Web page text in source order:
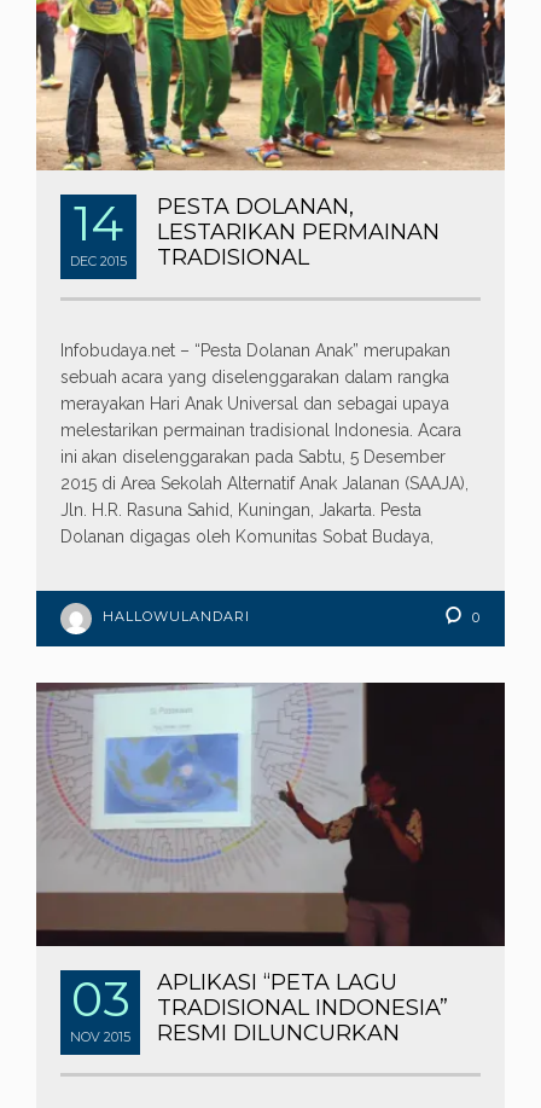
14
DEC 2015
PESTA DOLANAN,
LESTARIKAN PERMAINAN
TRADISIONAL
Infobudaya.net – “Pesta Dolanan Anak” merupakan
sebuah acara yang diselenggarakan dalam rangka
merayakan Hari Anak Universal dan sebagai upaya
melestarikan permainan tradisional Indonesia. Acara
ini akan diselenggarakan pada Sabtu, 5 Desember
2015 di Area Sekolah Alternatif Anak Jalanan (SAAJA),
Jln. H.R. Rasuna Sahid, Kuningan, Jakarta. Pesta
Dolanan digagas oleh Komunitas Sobat Budaya,
HALLOWULANDARI 0
03
NOV 2015
APLIKASI “PETA LAGU
TRADISIONAL INDONESIA”
RESMI DILUNCURKAN